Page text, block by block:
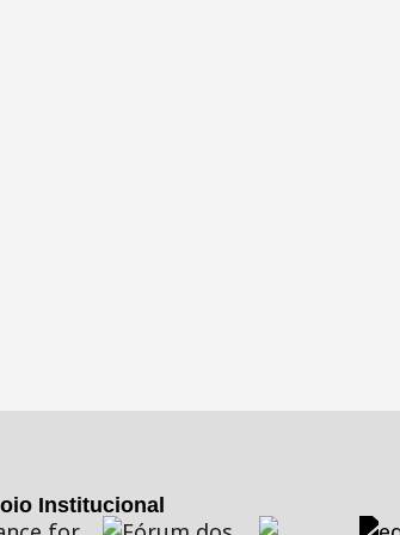
Institucional